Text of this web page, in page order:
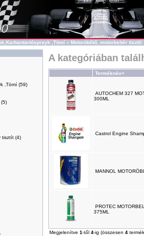
,Tömí » Motoröblítő, motorbeltér tisztít
,Tömí (59)
tisztít (4)
A kategóriában
Terméknév+
AUTOCHEM 327
300ML
Castrol Engine
MANNOL
PROTEC
375ML
Megjelenítve 1-től 4-ig (összesen 4